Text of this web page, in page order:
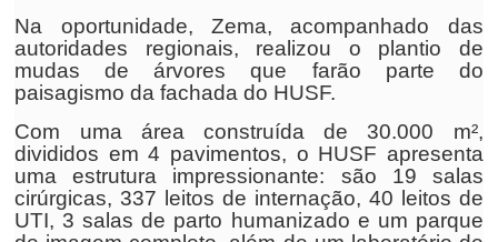
Na oportunidade, Zema, acompanhado das
autoridades regionais, realizou o plantio de
mudas de árvores que farão parte do
paisagismo da fachada do HUSF.
Com uma área construída de 30.000 m²,
divididos em 4 pavimentos, o HUSF apresenta
uma estrutura impressionante: são 19 salas
cirúrgicas, 337 leitos de internação, 40 leitos de
UTI, 3 salas de parto humanizado e um parque